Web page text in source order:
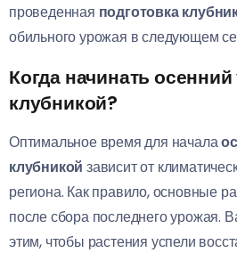
проведенная подготовка
обильного урожая в следующем
Когда начинать осенний
клубникой?
Оптимальное время для начала
клубникой зависит от
региона. Как правило, основные
после сбора последнего урожая.
этим, чтобы растения успели